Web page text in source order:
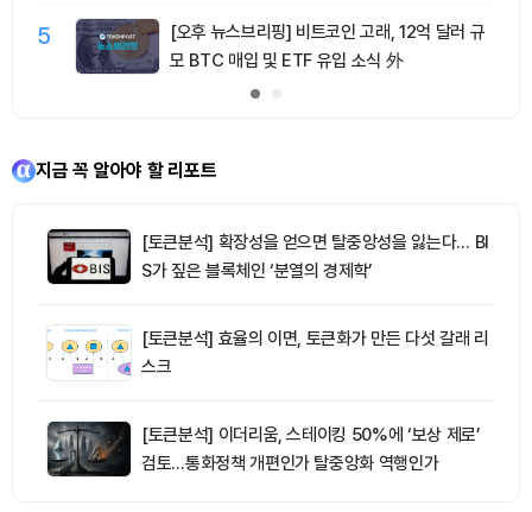
5
[오후 뉴스브리핑] 비트코인 고래, 12억 달러 규
모 BTC 매입 및 ETF 유입 소식 外
지금 꼭 알아야 할 리포트
[토큰분석] 확장성을 얻으면 탈중앙성을 잃는다… BI
S가 짚은 블록체인 ‘분열의 경제학’
[토큰분석] 효율의 이면, 토큰화가 만든 다섯 갈래 리
스크
[토큰분석] 이더리움, 스테이킹 50%에 ‘보상 제로’
검토…통화정책 개편인가 탈중앙화 역행인가